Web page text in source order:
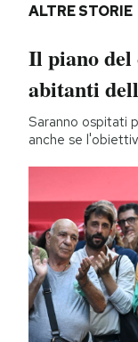
ALTRE STORIE
Il piano del
abitanti
Saranno ospitati
anche se